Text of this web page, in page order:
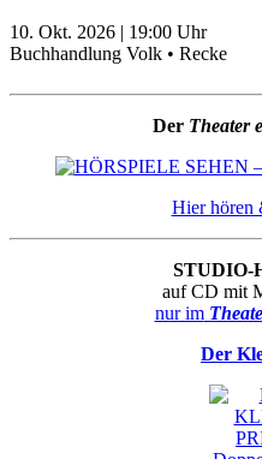
10. Okt. 2026 | 19:00 Uhr
Buchhandlung Volk • Recke
Der Theater
Hier hören
STUDIO-
auf CD mit
nur im
Der